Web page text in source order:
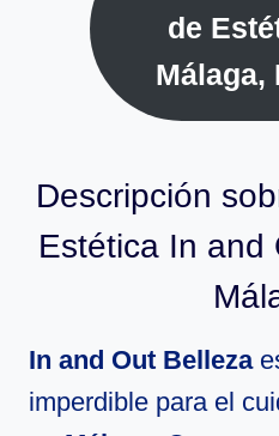
de
Málaga,
Descripción
Estética In and
In and Out Belleza
imperdible para el